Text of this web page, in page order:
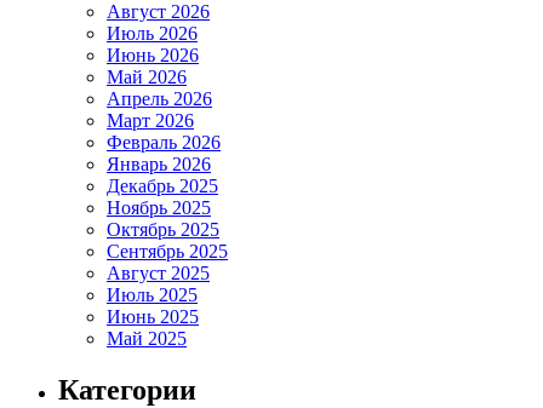
Август 2026
Июль 2026
Июнь 2026
Май 2026
Апрель 2026
Март 2026
Февраль 2026
Январь 2026
Декабрь 2025
Ноябрь 2025
Октябрь 2025
Сентябрь 2025
Август 2025
Июль 2025
Июнь 2025
Май 2025
Категории